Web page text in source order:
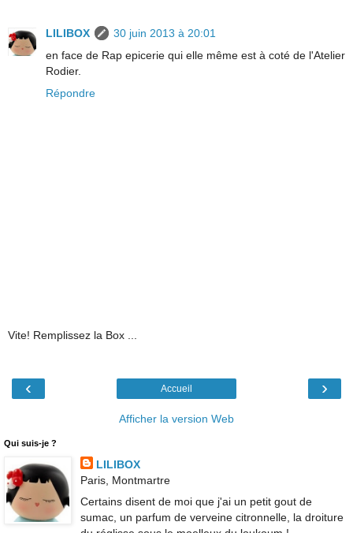
LILIBOX
30 juin 2013 à 20:01
en face de Rap epicerie qui elle même est à coté de l'Atelier
Rodier.
Répondre
Vite! Remplissez la Box ...
‹ ›
Accueil
Afficher la version Web
Qui suis-je ?
LILIBOX
Paris, Montmartre
Certains disent de moi que j'ai un petit gout de
sumac, un parfum de verveine citronnelle, la droiture